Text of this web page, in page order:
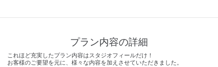
プラン内容の詳細
これほど充実したプラン内容はスタジオフィールだけ！
お客様のご要望を元に、様々な内容を加えさせていただきました。